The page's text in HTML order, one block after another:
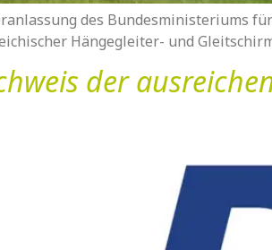
des Bundesministeriums
Hängegleiter- und
der